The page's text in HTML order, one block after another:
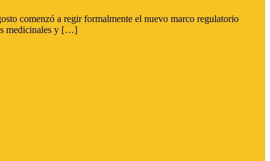
comenzó a regir formalmente el nuevo marco regulatorio
medicinales y […]